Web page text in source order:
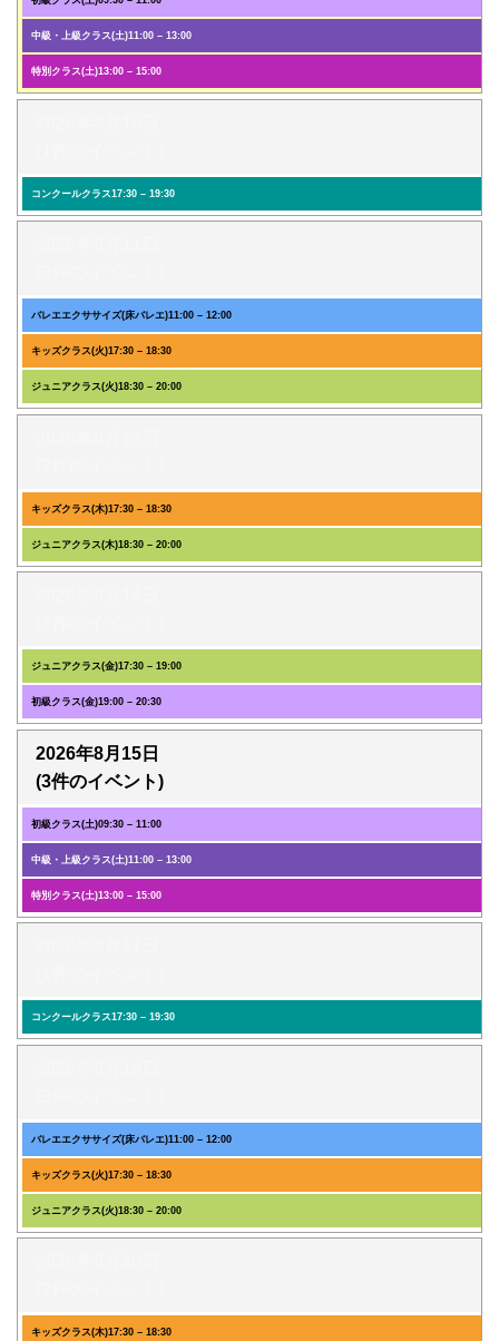
中級・上級クラス(土)11:00 – 13:00
特別クラス(土)13:00 – 15:00
コンクールクラス17:30 – 19:30
バレエエクササイズ(床バレエ)11:00 – 12:00
キッズクラス(火)17:30 – 18:30
ジュニアクラス(火)18:30 – 20:00
キッズクラス(木)17:30 – 18:30
ジュニアクラス(木)18:30 – 20:00
ジュニアクラス(金)17:30 – 19:00
初級クラス(金)19:00 – 20:30
2026年8月15日
(3件のイベント)
初級クラス(土)09:30 – 11:00
中級・上級クラス(土)11:00 – 13:00
特別クラス(土)13:00 – 15:00
コンクールクラス17:30 – 19:30
バレエエクササイズ(床バレエ)11:00 – 12:00
キッズクラス(火)17:30 – 18:30
ジュニアクラス(火)18:30 – 20:00
キッズクラス(木)17:30 – 18:30